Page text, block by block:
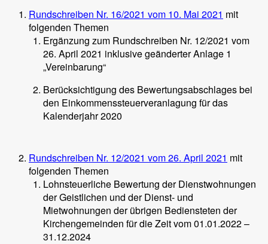
Rundschreiben Nr. 16/2021 vom 10. Mai 2021 mit
folgenden Themen
Ergänzung zum Rundschreiben Nr. 12/2021 vom
26. April 2021 inklusive geänderter Anlage 1
„Vereinbarung“
Berücksichtigung des Bewertungsabschlages bei
den Einkommenssteuerveranlagung für das
Kalenderjahr 2020
Rundschreiben Nr. 12/2021 vom 26. April 2021 mit
folgenden Themen
Lohnsteuerliche Bewertung der Dienstwohnungen
der Geistlichen und der Dienst- und
Mietwohnungen der übrigen Bediensteten der
Kirchengemeinden für die Zeit vom 01.01.2022 –
31.12.2024